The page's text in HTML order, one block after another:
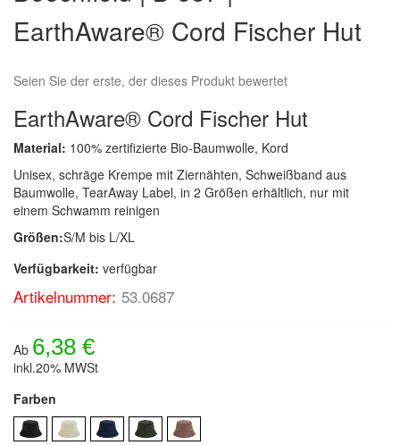
Bildergalerie
springen
EarthAware® Cord Fischer Hut
Seien Sie der erste, der dieses Produkt bewertet
EarthAware® Cord Fischer Hut
Material: 100% zertifizierte Bio-Baumwolle, Kord
Unisex, schräge Krempe mit Ziernähten, Schweißband aus
Baumwolle, TearAway Label, in 2 Größen erhältlich, nur mit
einem Schwamm reinigen
Größen:S/M bis L/XL
Verfügbarkeit: verfügbar
Artikelnummer: 53.0687
Ab 6,38 €
inkl.20% MWSt
Farben